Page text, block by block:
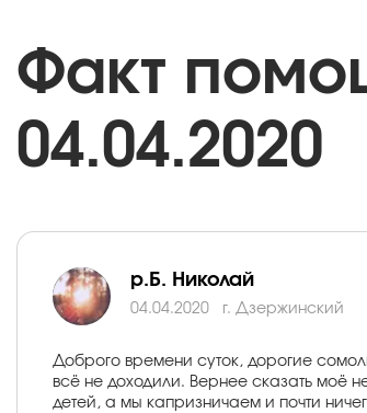
Факт
04.04.2020
р.Б. Николай
04.04.2020 г. Дзержинский
Доброго времени суток, дорогие
всё не доходили. Вернее сказать моё
детей, а мы капризничаем и почти